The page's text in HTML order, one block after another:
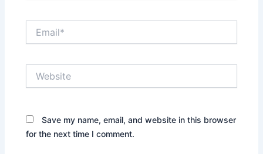
Save my name, email, and website in this browser
for the next time I comment.